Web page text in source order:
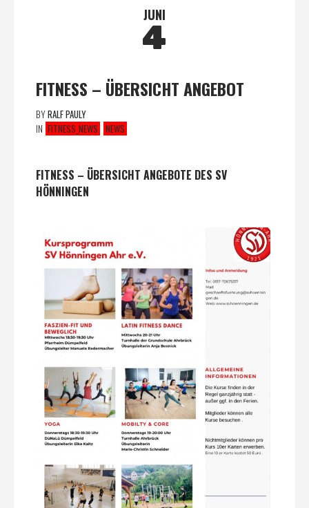
JUNI
4
FITNESS – ÜBERSICHT ANGEBOT
BYRALF PAULY
IN FITNESS_NEWS NEWS
FITNESS – ÜBERSICHT ANGEBOTE DES SV
HÖNNINGEN